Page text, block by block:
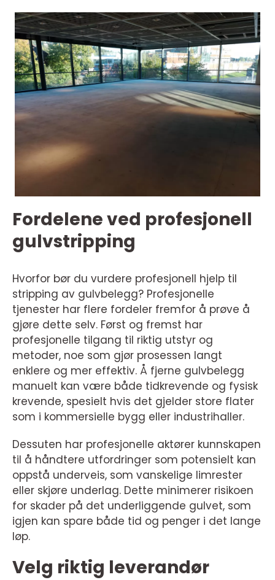
Fordelene ved profesjonell
gulvstripping
Hvorfor bør du vurdere profesjonell hjelp til
stripping av gulvbelegg? Profesjonelle
tjenester har flere fordeler fremfor å prøve å
gjøre dette selv. Først og fremst har
profesjonelle tilgang til riktig utstyr og
metoder, noe som gjør prosessen langt
enklere og mer effektiv. Å fjerne gulvbelegg
manuelt kan være både tidkrevende og fysisk
krevende, spesielt hvis det gjelder store flater
som i kommersielle bygg eller industrihaller.
Dessuten har profesjonelle aktører kunnskapen
til å håndtere utfordringer som potensielt kan
oppstå underveis, som vanskelige limrester
eller skjøre underlag. Dette minimerer risikoen
for skader på det underliggende gulvet, som
igjen kan spare både tid og penger i det lange
løp.
Velg riktig leverandør